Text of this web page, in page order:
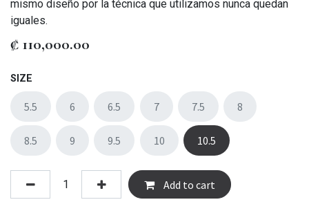
mismo diseño por la técnica que utilizamos nunca quedan
iguales.
₡ 110,000.00
SIZE
5.5 6 6.5 7 7.5 8
8.5 9 9.5 10 10.5
Add to cart